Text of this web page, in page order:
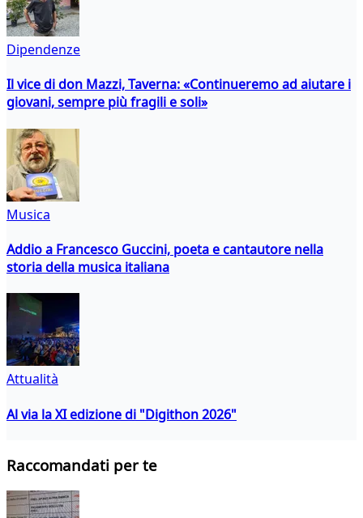
Dipendenze
Il vice di don Mazzi, Taverna: «Continueremo ad aiutare i
giovani, sempre più fragili e soli»
Musica
Addio a Francesco Guccini, poeta e cantautore nella
storia della musica italiana
Attualità
Al via la XI edizione di "Digithon 2026"
Raccomandati per te